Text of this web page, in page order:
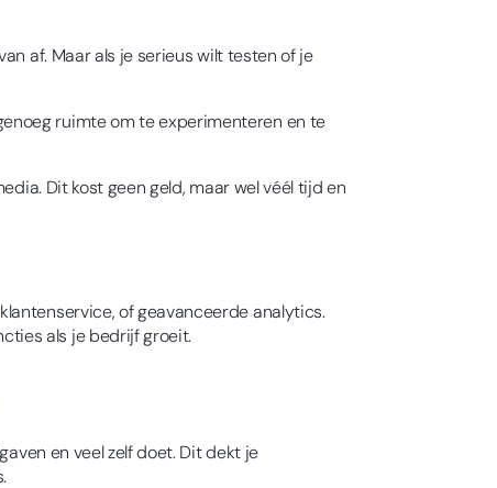
af. Maar als je serieus wilt testen of je
ruimte om te experimenteren en te
Dit kost geen geld, maar wel véél tijd en
of geavanceerde analytics.
als je bedrijf groeit.
en veel zelf doet. Dit dekt je